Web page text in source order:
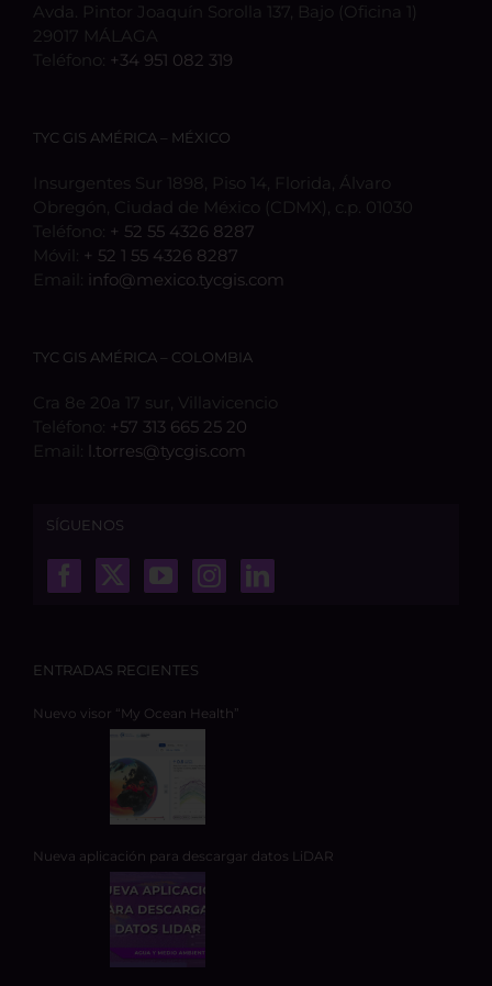
Avda. Pintor Joaquín Sorolla 137, Bajo (Oficina 1)
29017 MÁLAGA
Teléfono: +34 951 082 319
TYC GIS AMÉRICA – MÉXICO
Insurgentes Sur 1898, Piso 14, Florida, Álvaro
Obregón, Ciudad de México (CDMX), c.p. 01030
Teléfono: + 52 55 4326 8287
Móvil: + 52 1 55 4326 8287
Email: info@mexico.tycgis.com
TYC GIS AMÉRICA – COLOMBIA
Cra 8e 20a 17 sur, Villavicencio
Teléfono: +57 313 665 25 20
Email: l.torres@tycgis.com
SÍGUENOS
ENTRADAS RECIENTES
Nuevo visor “My Ocean Health”
Nueva aplicación para descargar datos LiDAR